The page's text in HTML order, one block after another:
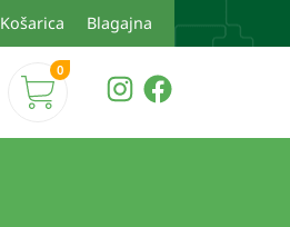
Košarica Blagajna
0